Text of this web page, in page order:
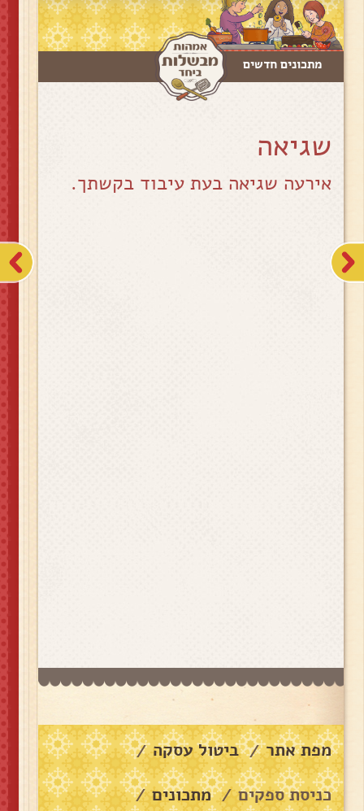
מתכונים חדשים
שגיאה
אירעה שגיאה בעת עיבוד בקשתך.
מפת אתר / ביטול עסקה /
כניסת ספקים / מתכונים /